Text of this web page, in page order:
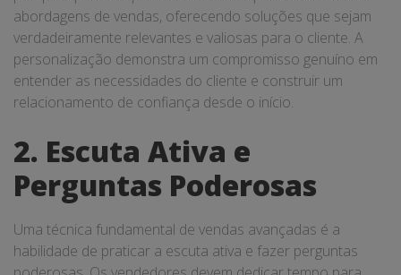
abordagens de vendas, oferecendo soluções que sejam
verdadeiramente relevantes e valiosas para o cliente. A
personalização demonstra um compromisso genuíno em
entender as necessidades do cliente e construir um
relacionamento de confiança desde o início.
2. Escuta Ativa e
Perguntas Poderosas
Uma técnica fundamental de vendas avançadas é a
habilidade de praticar a escuta ativa e fazer perguntas